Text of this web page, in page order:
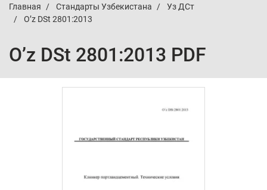
Главная Стандарты Узбекистана
Уз ДСт
O’z DSt 2801:2013
O’z DSt 2801:2013 PDF